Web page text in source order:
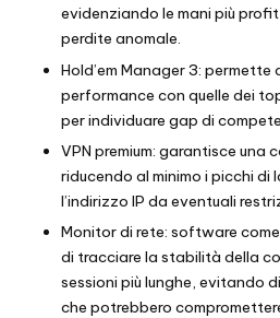
evidenziando le mani più
perdite anomale.
Hold’em Manager 3:
performance con quelle dei
per individuare gap di
VPN premium: garantisce una
riducendo al minimo i picchi
l’indirizzo IP da eventuali
Monitor di rete: software
di tracciare la stabilità della
sessioni più lunghe, evitando
che potrebbero